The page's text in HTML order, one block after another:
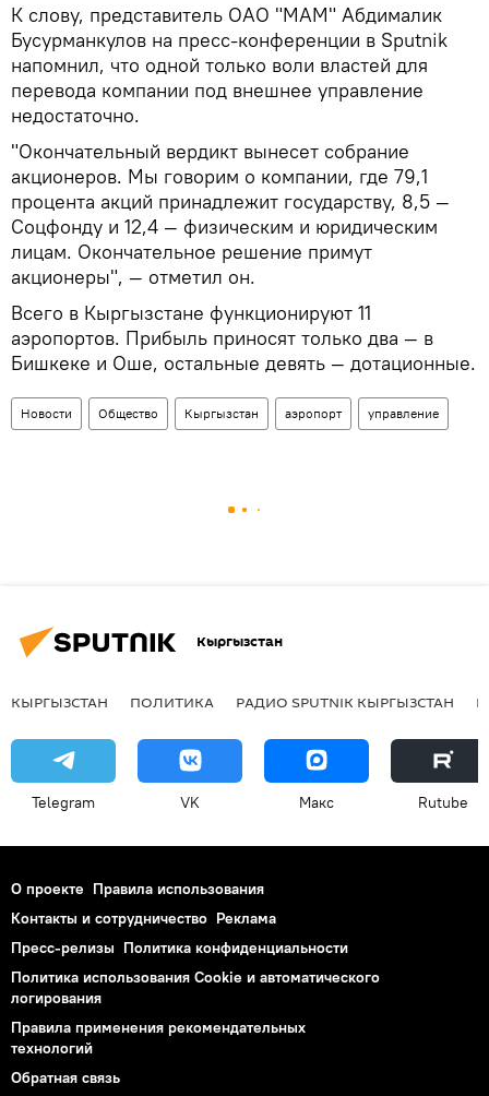
К слову, представитель ОАО "МАМ" Абдималик
Бусурманкулов на пресс-конференции в Sputnik
напомнил, что одной только воли властей для
перевода компании под внешнее управление
недостаточно.
"Окончательный вердикт вынесет собрание
акционеров. Мы говорим о компании, где 79,1
процента акций принадлежит государству, 8,5 —
Соцфонду и 12,4 — физическим и юридическим
лицам. Окончательное решение примут
акционеры", — отметил он.
Всего в Кыргызстане функционируют 11
аэропортов. Прибыль приносят только два — в
Бишкеке и Оше, остальные девять — дотационные.
Новости Общество Кыргызстан аэропорт управление
Кыргызстан
КЫРГЫЗСТАН ПОЛИТИКА РАДИО SPUTNIK КЫРГЫЗСТАН
Telegram VK Макс Rutube
О проекте Правила использования
Контакты и сотрудничество Реклама
Пресс-релизы Политика конфиденциальности
Политика использования Cookie и автоматического
логирования
Правила применения рекомендательных
технологий
Обратная связь